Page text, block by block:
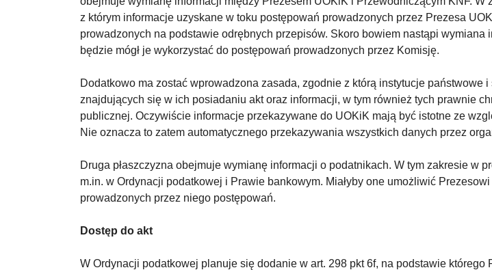
z którym informacje uzyskane w toku postępowań prowadzonych przez Prezesa
prowadzonych na podstawie odrębnych przepisów. Skoro bowiem nastąpi
będzie mógł je wykorzystać do postępowań prowadzonych przez Komisję.
Dodatkowo ma zostać wprowadzona zasada, zgodnie z którą instytucje
znajdujących się w ich posiadaniu akt oraz informacji, w tym również tych prawnie
publicznej. Oczywiście informacje przekazywane do UOKiK mają być istotne ze
Nie oznacza to zatem automatycznego przekazywania wszystkich danych przez
Druga płaszczyzna obejmuje wymianę informacji o podatnikach. W tym zakresie w
m.in. w Ordynacji podatkowej i Prawie bankowym. Miałyby one umożliwić
prowadzonych przez niego postępowań.
Dostęp do akt
W Ordynacji podatkowej planuje się dodanie w art. 298 pkt 6f, na podstawie